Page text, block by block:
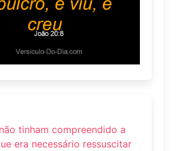
tinham compreendido a
era necessário ressuscitar